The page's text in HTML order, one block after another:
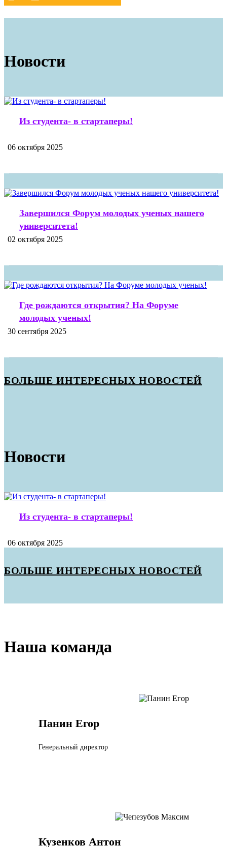
Новости
Из студента- в стартаперы!
06 октября 2025
Завершился Форум молодых ученых нашего
университета!
02 октября 2025
Где рождаются открытия? На Форуме
молодых ученых!
30 сентября 2025
БОЛЬШЕ ИНТЕРЕСНЫХ НОВОСТЕЙ
Новости
Из студента- в стартаперы!
06 октября 2025
БОЛЬШЕ ИНТЕРЕСНЫХ НОВОСТЕЙ
Наша команда
Панин Егор
Генеральный директор
Кузенков Антон